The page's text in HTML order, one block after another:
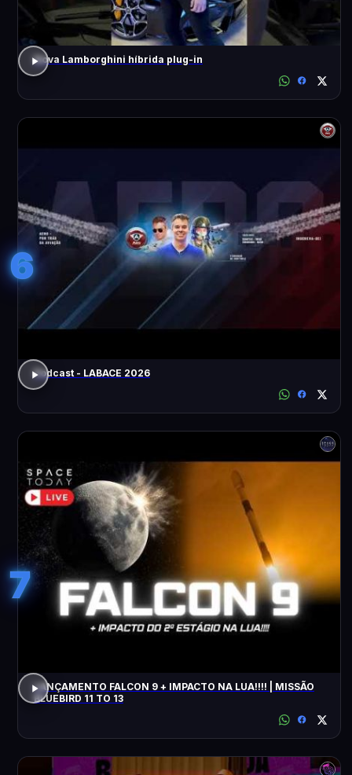
Nova Lamborghini híbrida plug-in
6
Podcast - LABACE 2026
7
LANÇAMENTO FALCON 9 + IMPACTO NA LUA!!!! | MISSÃO
BLUEBIRD 11 TO 13